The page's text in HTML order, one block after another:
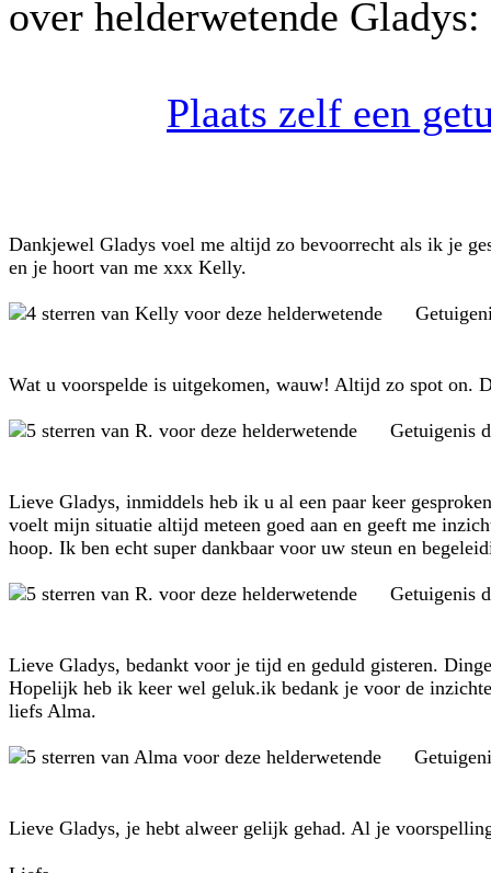
over helderwetende Gladys:
Plaats zelf een
Dankjewel Gladys voel me altijd zo bevoorrecht als ik je
en je hoort van me xxx Kelly.
Wat u voorspelde is uitgekomen, wauw! Altijd zo spot on.
Getuigenis
Lieve Gladys, inmiddels heb ik u al een paar keer
voelt mijn situatie altijd meteen goed aan en geeft me
hoop. Ik ben echt super dankbaar voor uw steun en
Getuigenis
Lieve Gladys, bedankt voor je tijd en geduld gisteren.
Hopelijk heb ik keer wel geluk.ik bedank je voor de
liefs Alma.
Lieve Gladys, je hebt alweer gelijk gehad. Al je